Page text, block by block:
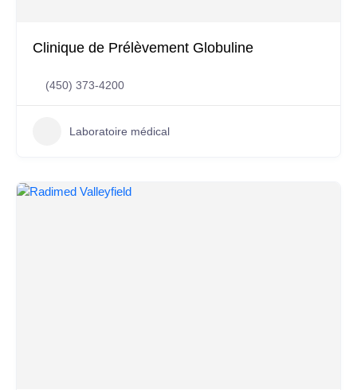
Clinique de Prélèvement Globuline
(450) 373-4200
Laboratoire médical